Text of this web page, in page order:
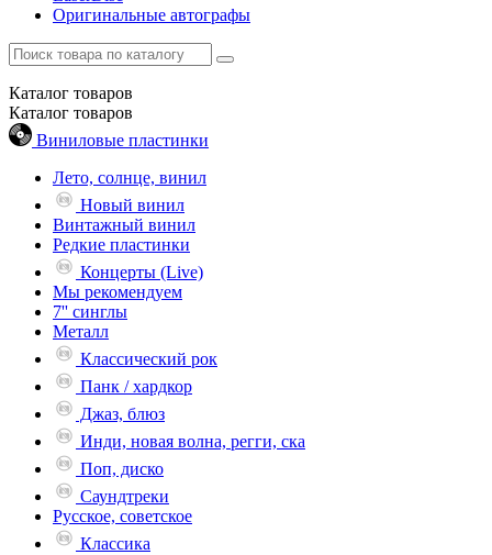
Оригинальные автографы
Каталог товаров
Каталог товаров
Виниловые пластинки
Лето, солнце, винил
Новый винил
Винтажный винил
Редкие пластинки
Концерты (Live)
Мы рекомендуем
7'' синглы
Металл
Классический рок
Панк / хардкор
Джаз, блюз
Инди, новая волна, регги, ска
Поп, диско
Саундтреки
Русское, советское
Классика